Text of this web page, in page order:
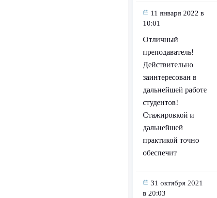
11 января 2022 в
10:01
Отличный
преподаватель!
Действительно
заинтересован в
дальнейшей работе
студентов!
Стажировкой и
дальнейшей
практикой точно
обеспечит
31 октября 2021
в 20:03